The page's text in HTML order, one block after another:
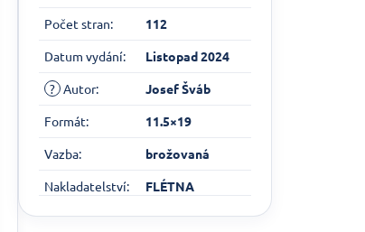
Počet stran:
112
Datum vydání:
Listopad 2024
? Autor:
Josef Šváb
Formát:
11.5×19
Vazba:
brožovaná
Nakladatelství: FLÉTNA